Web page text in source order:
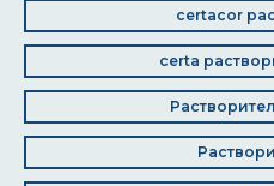
certacor
certa